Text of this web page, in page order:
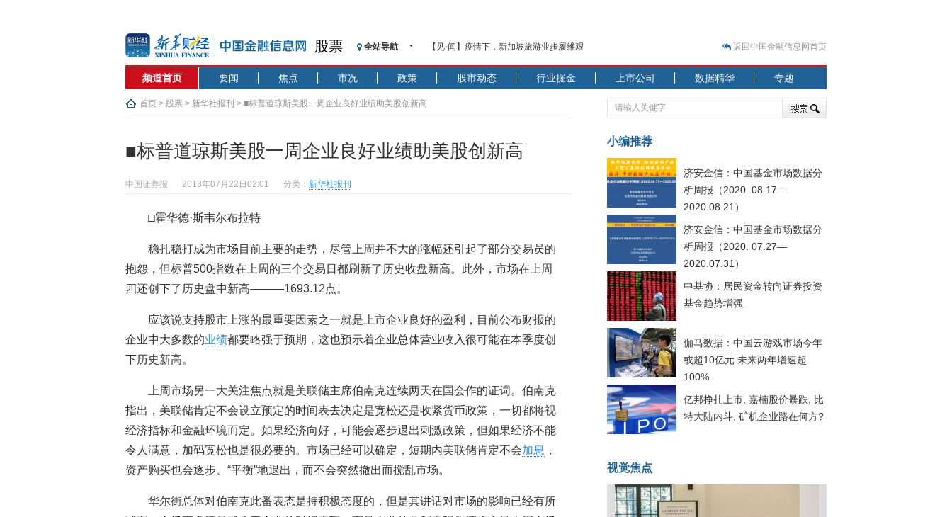
股票 全站导航
【见·闻】疫情下，新加坡旅游业步履维艰
记者手记：疫情下的香港零售业如何浴火重生？
【见·闻】疫情下一家香港传统零售商的转型突围之旅
济安金信：中国基金市场数据分析周报（2020. 07.27—2020.07.31）
【新华财经调查】同业存单、结构性存款玩起“跷跷板” 结构性失衡藏
央行公开市场净投放300亿元 短端资金利率明显下行
基本面及股市双轮冲击 债市回调十年期债表现最弱
沥青期货连续两日涨逾3% 沪银及两粕涨势喜人
恒生聚源：北斗收官之星发射成功，全产业链解析
返回中国金融信息网首页
频道首页 要闻 焦点 市况 政策 股市动态 行业掘金 上市公司 数据精华 专题
首页 > 股票 > 新华社报刊 > ■标普道琼斯美股一周企业良好业绩助美股创新高
■标普道琼斯美股一周企业良好业绩助美股创新高
中国证券报 2013年07月22日02:01 分类： 新华社报刊
□霍华德·斯韦尔布拉特
稳扎稳打成为市场目前主要的走势，尽管上周并不大的涨幅还引起了部分交易员的
抱怨，但标普500指数在上周的三个交易日都刷新了历史收盘新高。此外，市场在上周
四还创下了历史盘中新高———1693.12点。
应该说支持股市上涨的最重要因素之一就是上市企业良好的盈利，目前公布财报的
企业中大多数的业绩都要略强于预期，这也预示着企业总体营业收入很可能在本季度创
下历史新高。
上周市场另一大关注焦点就是美联储主席伯南克连续两天在国会作的证词。伯南克
指出，美联储肯定不会设立预定的时间表去决定是宽松还是收紧货币政策，一切都将视
经济指标和金融环境而定。如果经济向好，可能会逐步退出刺激政策，但如果经济不能
令人满意，加码宽松也是很必要的。市场已经可以确定，短期内美联储肯定不会加息 ，
资产购买也会逐步、“平衡”地退出，而不会突然撤出而搅乱市场。
华尔街总体对伯南克此番表态是持积极态度的，但是其讲话对市场的影响已经有所
小编推荐
济安金信：中国基金市场数据分
析周报（2020. 08.17—
2020.08.21）
济安金信：中国基金市场数据分
析周报（2020. 07.27—
2020.07.31）
中基协：居民资金转向证券投资
基金趋势增强
伽马数据：中国云游戏市场今年
或超10亿元 未来两年增速超
100%
亿邦挣扎上市, 嘉楠股价暴跌, 比
特大陆内斗, 矿机企业路在何方?
视觉焦点